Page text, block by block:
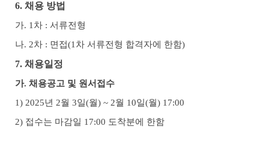
6. 채용 방법
가. 1 차 : 서류전형
나. 2차 : 면접(1 차 서류전형 합격자에 한함)
7. 채용일정
가. 채용공고 및 원서접수
1) 2025년 2월 3일(월) ~ 2월 10일(월) 17:00
2) 접수는 마감일 17:00 도착분에 한함